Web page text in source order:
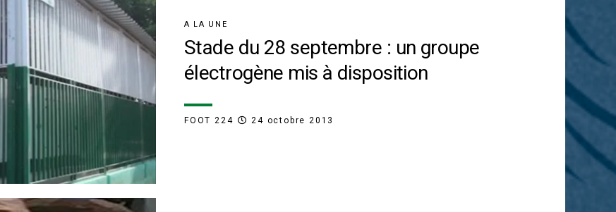
A LA UNE
Stade du 28 septembre : un groupe
électrogène mis à disposition
FOOT 224 24 octobre 2013